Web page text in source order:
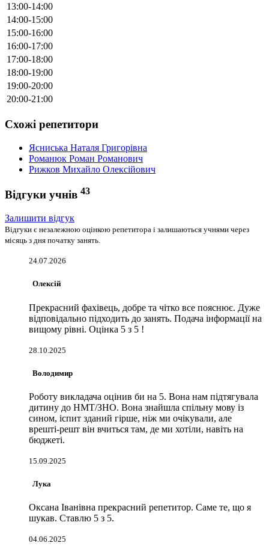
13:00-14:00
14:00-15:00
15:00-16:00
16:00-17:00
17:00-18:00
18:00-19:00
19:00-20:00
20:00-21:00
Схожі репетитори
Ясниська Наталя Григорівна
Романюк Роман Романович
Рижков Михайло Олексійович
Відгуки учнів 43
Залишити відгук
Відгуки є незалежною оцінкою репетитора і залишаються учнями через
місяць з дня початку занять.
24.07.2026
Олексій
Прекрасний фахівець, добре та чітко все пояснює. Дуже
відповідально підходить до занять. Подача інформації на
вищому рівні. Оцінка 5 з 5 !
28.10.2025
Володимир
Роботу викладача оцінив би на 5. Вона нам підтягувала
дитину до НМТ/ЗНО. Вона знайшла спільну мову із
сином, іспит зданий гірше, ніж ми очікували, але
врешті-решт він вчиться там, де ми хотіли, навіть на
бюджеті.
15.09.2025
Лука
Оксана Іванівна прекрасний репетитор. Саме те, що я
шукав. Ставлю 5 з 5.
04.06.2025